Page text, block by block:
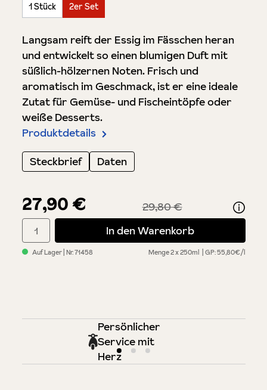
27,90 € 29,80 €
Langsam reift der Essig im Fässchen heran
und entwickelt so einen blumigen Duft mit
süßlich-hölzernen Noten. Frisch und
aromatisch im Geschmack, ist er eine ideale
Zutat für Gemüse- und Fischeintöpfe oder
weiße Desserts.
Produktdetails
Steckbrief
Daten
Auf Lager | Nr.71458 Menge2 x 250ml GP: 55,80€/l
1 Stück
2er Set
Produkt Anzahl: Gib den gewünschten Wert ein oder benutze
In den Warenkorb
Persönlicher
Service mit
Herz